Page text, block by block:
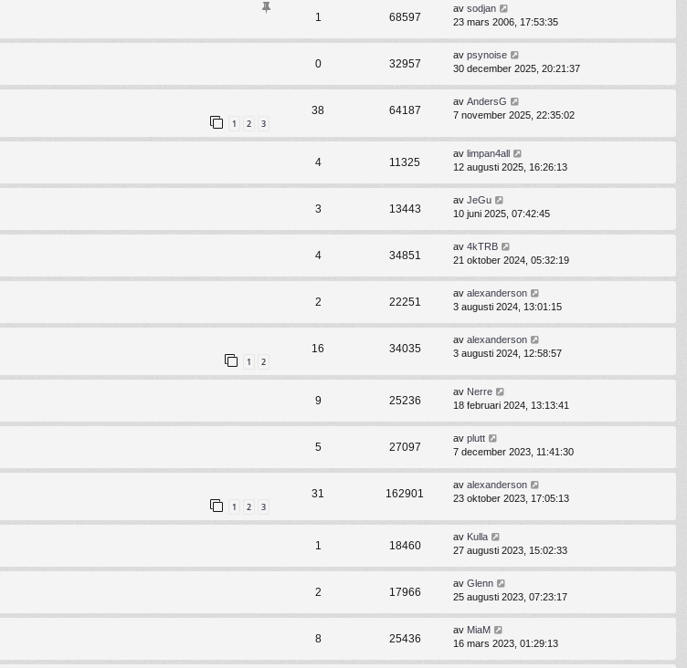
1 68597
av sodjan
23 mars 2006, 17:53:35
0 32957
av psynoise
30 december 2025, 20:21:37
1 2 3
38 64187
av AndersG
7 november 2025, 22:35:02
4 11325
av limpan4all
12 augusti 2025, 16:26:13
3 13443
av JeGu
10 juni 2025, 07:42:45
4 34851
av 4kTRB
21 oktober 2024, 05:32:19
2 22251
av alexanderson
3 augusti 2024, 13:01:15
1 2
16 34035
av alexanderson
3 augusti 2024, 12:58:57
9 25236
av Nerre
18 februari 2024, 13:13:41
5 27097
av plutt
7 december 2023, 11:41:30
1 2 3
31 162901
av alexanderson
23 oktober 2023, 17:05:13
1 18460
av Kulla
27 augusti 2023, 15:02:33
2 17966
av Glenn
25 augusti 2023, 07:23:17
8 25436
av MiaM
16 mars 2023, 01:29:13